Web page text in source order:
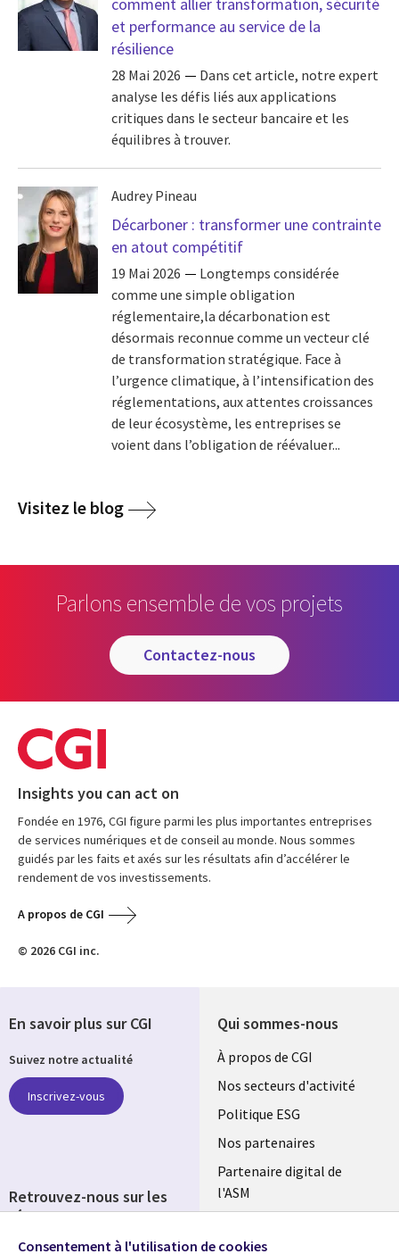
et performance au service de la
résilience
28 Mai 2026
Dans cet article, notre expert
analyse les défis liés aux applications
critiques dans le secteur bancaire et les
équilibres à trouver.
Audrey Pineau
Décarboner : transformer une contrainte
en atout compétitif
19 Mai 2026
Longtemps considérée
comme une simple obligation
réglementaire,la décarbonation est
désormais reconnue comme un vecteur clé
de transformation stratégique. Face à
l’urgence climatique, à l’intensification des
réglementations, aux attentes croissances
de leur écosystème, les entreprises se
voient dans l’obligation de réévaluer...
Visitez le blog
Parlons ensemble de vos projets
contactez-nous
Insights you can act on
Fondée en 1976, CGI figure parmi les plus importantes entreprises
de services numériques et de conseil au monde. Nous sommes
guidés par les faits et axés sur les résultats afin d’accélérer le
rendement de vos investissements.
A propos de CGI
© 2026 CGI inc.
Qui sommes-nous
Useful
links
FRANCE
À propos de CGI
Nos secteurs d'activité
Politique ESG
Nos partenaires
Partenaire digital de
l'ASM
Fusions
En savoir plus sur CGI
Suivez notre actualité
Inscrivez-vous
Retrouvez-nous sur les
réseaux
Social
Consentement à l'utilisation de cookies